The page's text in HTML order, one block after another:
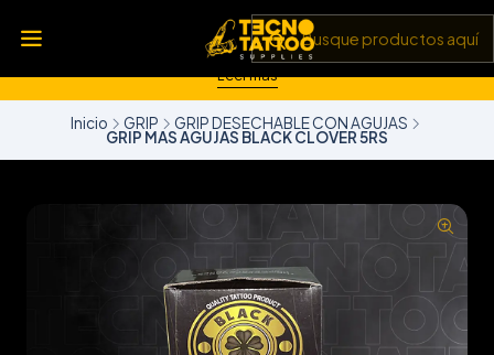
💥 Insumos, máquinas y tecnología de punta 💻 Todo lo que
necesitas para llevar tu arte al siguiente nivel 🎨 Calidad garantizada
Leer más
Inicio GRIP GRIP DESECHABLE CON AGUJAS
GRIP MAS AGUJAS BLACK CLOVER 5RS